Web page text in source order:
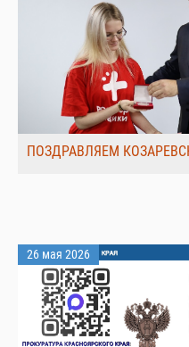
ПОЗДРАВЛЯЕМ
26 мая 2026